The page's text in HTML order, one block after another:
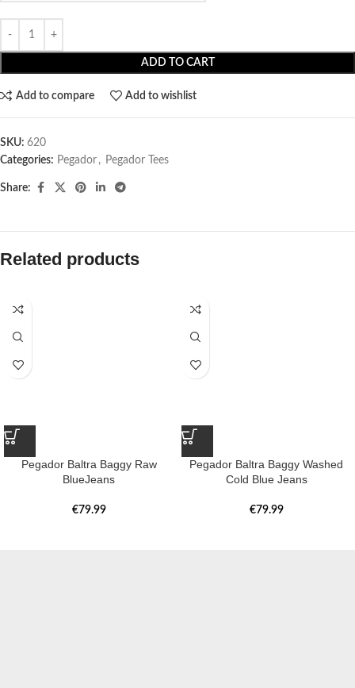
ADD TO CART
Add to compare Add to wishlist
SKU: 620
Categories: Pegador​ , Pegador Tees
Share:
Related products
Pegador Baltra Baggy Raw
BlueJeans
€79.99
Pegador Baltra Baggy Washed
Cold Blue Jeans
€79.99